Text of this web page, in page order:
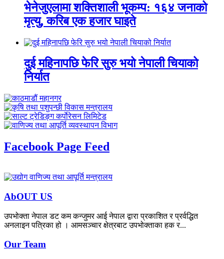
भेनेजुएलामा शक्तिशाली भूकम्प: १६४ जनाको
मृत्यु, करिब एक हजार घाइते
दुई महिनापछि फेरि सुरु भयो नेपाली चियाको
निर्यात
Facebook Page Feed
AbOUT US
उपभोक्ता नेपाल डट कम कन्जुमर आई नेपाल द्वारा प्रकाशित र प्रर्वद्धित
अनलाइन पत्रिका हो । आमसञ्चार क्षेत्रबाट उपभोक्ताका हक र...
Our Team